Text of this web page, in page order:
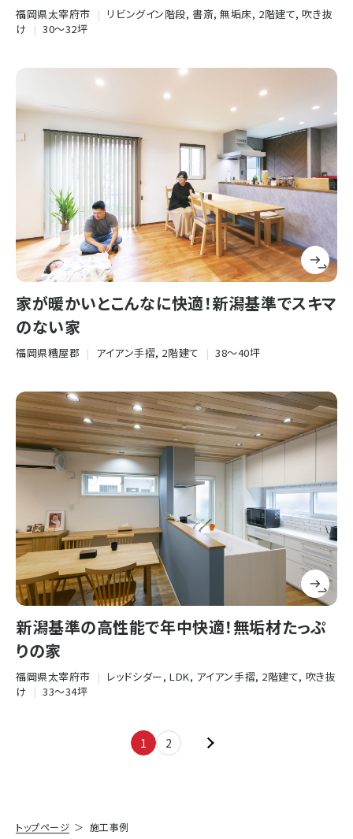
福岡県太宰府市 | リビングイン階段, 書斎, 無垢床, 2階建て, 吹き抜
け
| 30〜32坪
家が暖かいとこんなに快適！新潟基準でスキマ
のない家
福岡県糟屋郡 | アイアン手摺, 2階建て | 38〜40坪
新潟基準の高性能で年中快適！無垢材たっぷ
りの家
福岡県太宰府市 | レッドシダー, LDK, アイアン手摺, 2階建て, 吹き抜
け
| 33〜34坪
1 2
トップページ 施工事例